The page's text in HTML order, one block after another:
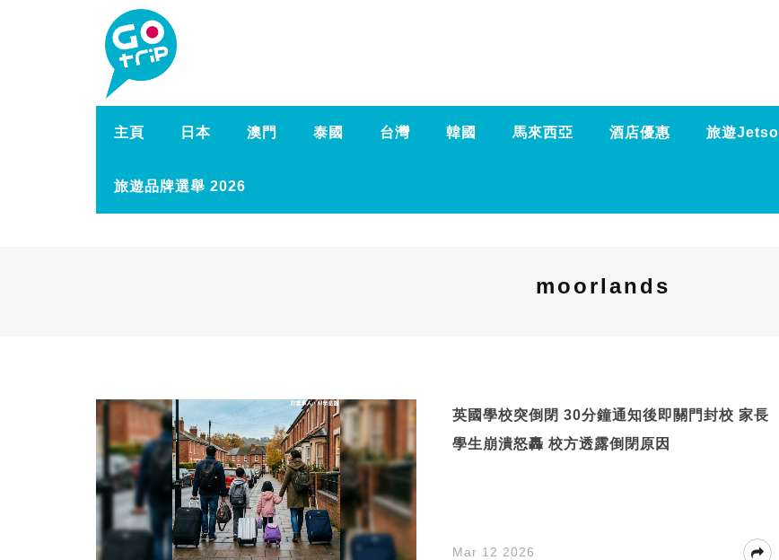
主頁 日本 澳門 泰國 台灣 韓國 馬來西亞 酒店優惠 旅遊Jetso
旅遊品牌選舉 2026
moorlands
英國學校突倒閉 30分鐘通知後即關門封校 家長
學生崩潰怒轟 校方透露倒閉原因
Mar 12 2026